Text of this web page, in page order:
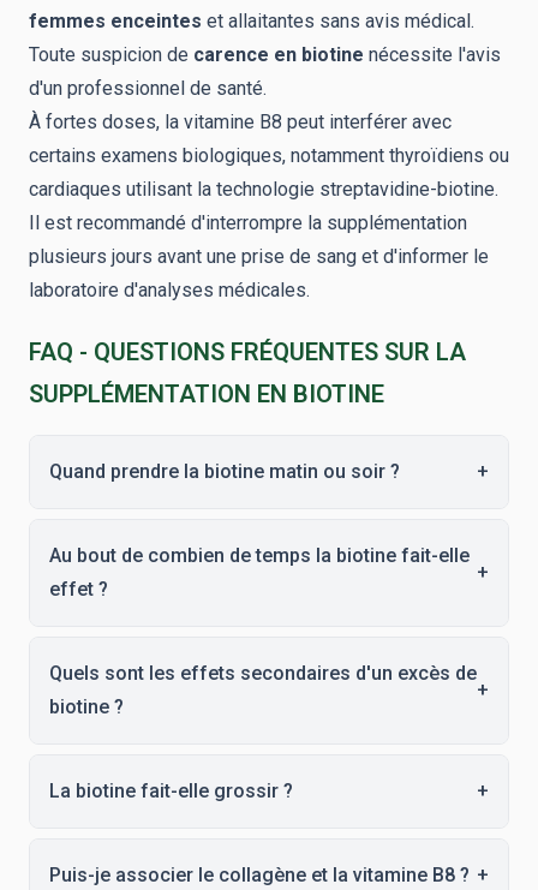
femmes enceintes et allaitantes sans avis médical.
Toute suspicion de carence en biotine nécessite l'avis
d'un professionnel de santé.
À fortes doses, la vitamine B8 peut interférer avec
certains examens biologiques, notamment thyroïdiens ou
cardiaques utilisant la technologie streptavidine-biotine.
Il est recommandé d'interrompre la supplémentation
plusieurs jours avant une prise de sang et d'informer le
laboratoire d'analyses médicales.
FAQ - QUESTIONS FRÉQUENTES SUR LA
SUPPLÉMENTATION EN BIOTINE
Quand prendre la biotine matin ou soir ? +
Au bout de combien de temps la biotine fait-elle
effet ?
+
Quels sont les effets secondaires d'un excès de
biotine ?
+
La biotine fait-elle grossir ? +
Puis-je associer le collagène et la vitamine B8 ? +